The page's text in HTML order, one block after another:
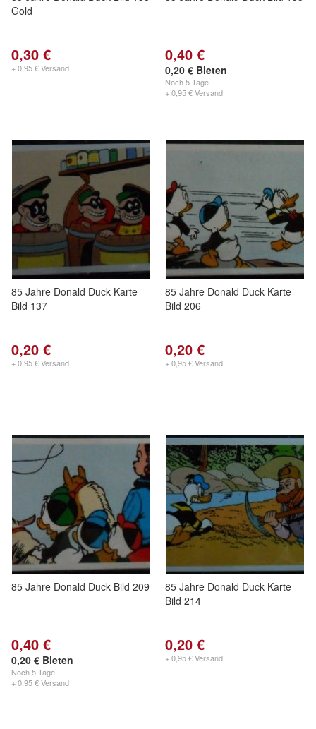
Gold
0,30 €
+ 0,95 € Versand
0,40 €
0,20 € Bieten
Noch5 Tage
+ 0,95 € Versand
85 Jahre Donald Duck Karte
Bild 137
0,20 €
+ 0,95 € Versand
85 Jahre Donald Duck Karte
Bild 206
0,20 €
+ 0,95 € Versand
85 Jahre Donald Duck Bild 209
0,40 €
0,20 € Bieten
Noch5 Tage
+ 0,95 € Versand
85 Jahre Donald Duck Karte
Bild 214
0,20 €
+ 0,95 € Versand